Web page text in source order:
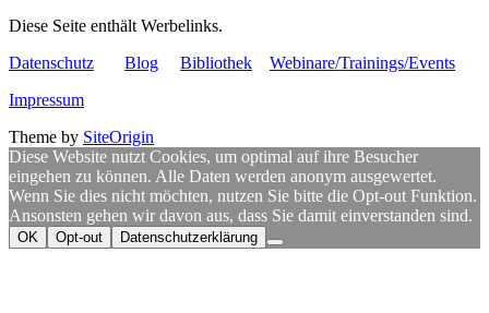
Diese Seite enthält Werbelinks.
Datenschutz
Blog Bibliothek
Webinare/Trainings/Events
Impressum
Theme by SiteOrigin
Diese Website nutzt Cookies, um optimal auf ihre Besucher
eingehen zu können. Alle Daten werden anonym ausgewertet.
Wenn Sie dies nicht möchten, nutzen Sie bitte die Opt-out Funktion.
Ansonsten gehen wir davon aus, dass Sie damit einverstanden sind.
OK Opt-out Datenschutzerklärung